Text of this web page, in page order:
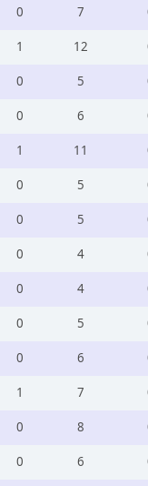
0 7
1 12
0 5
0 6
1 11
0 5
0 5
0 4
0 4
0 5
0 6
1 7
0 8
0 6